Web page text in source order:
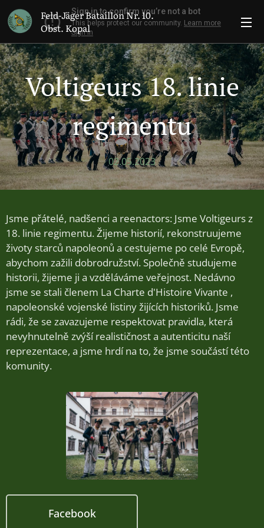
Feld-Jäger Bataillon Nr. 10.
Obst. Kopal
Voltigeurs 18. linie
regimentu
02.05.2023
Jsme přátelé, nadšenci a reenactors: Jsme Voltigeurs z
18. linie regimentu. Žijeme historií, rekonstruujeme
životy starců napoleonů a cestujeme po celé Evropě,
abychom zažili dobrodružství. Společně studujeme
historii, žijeme ji a vzděláváme veřejnost. Nedávno
jsme se stali členem La Charte d'Histoire Vivante ,
napoleonské vojenské listiny žijících historiků. Jsme
rádi, že se zavazujeme respektovat pravidla, která
nevyhnutelně zvýší realističnost a autenticitu naší
reprezentace, a jsme hrdí na to, že jsme součástí této
komunity.
Facebook